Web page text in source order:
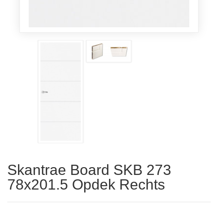
Skantrae Board SKB 273
78x201.5 Opdek Rechts